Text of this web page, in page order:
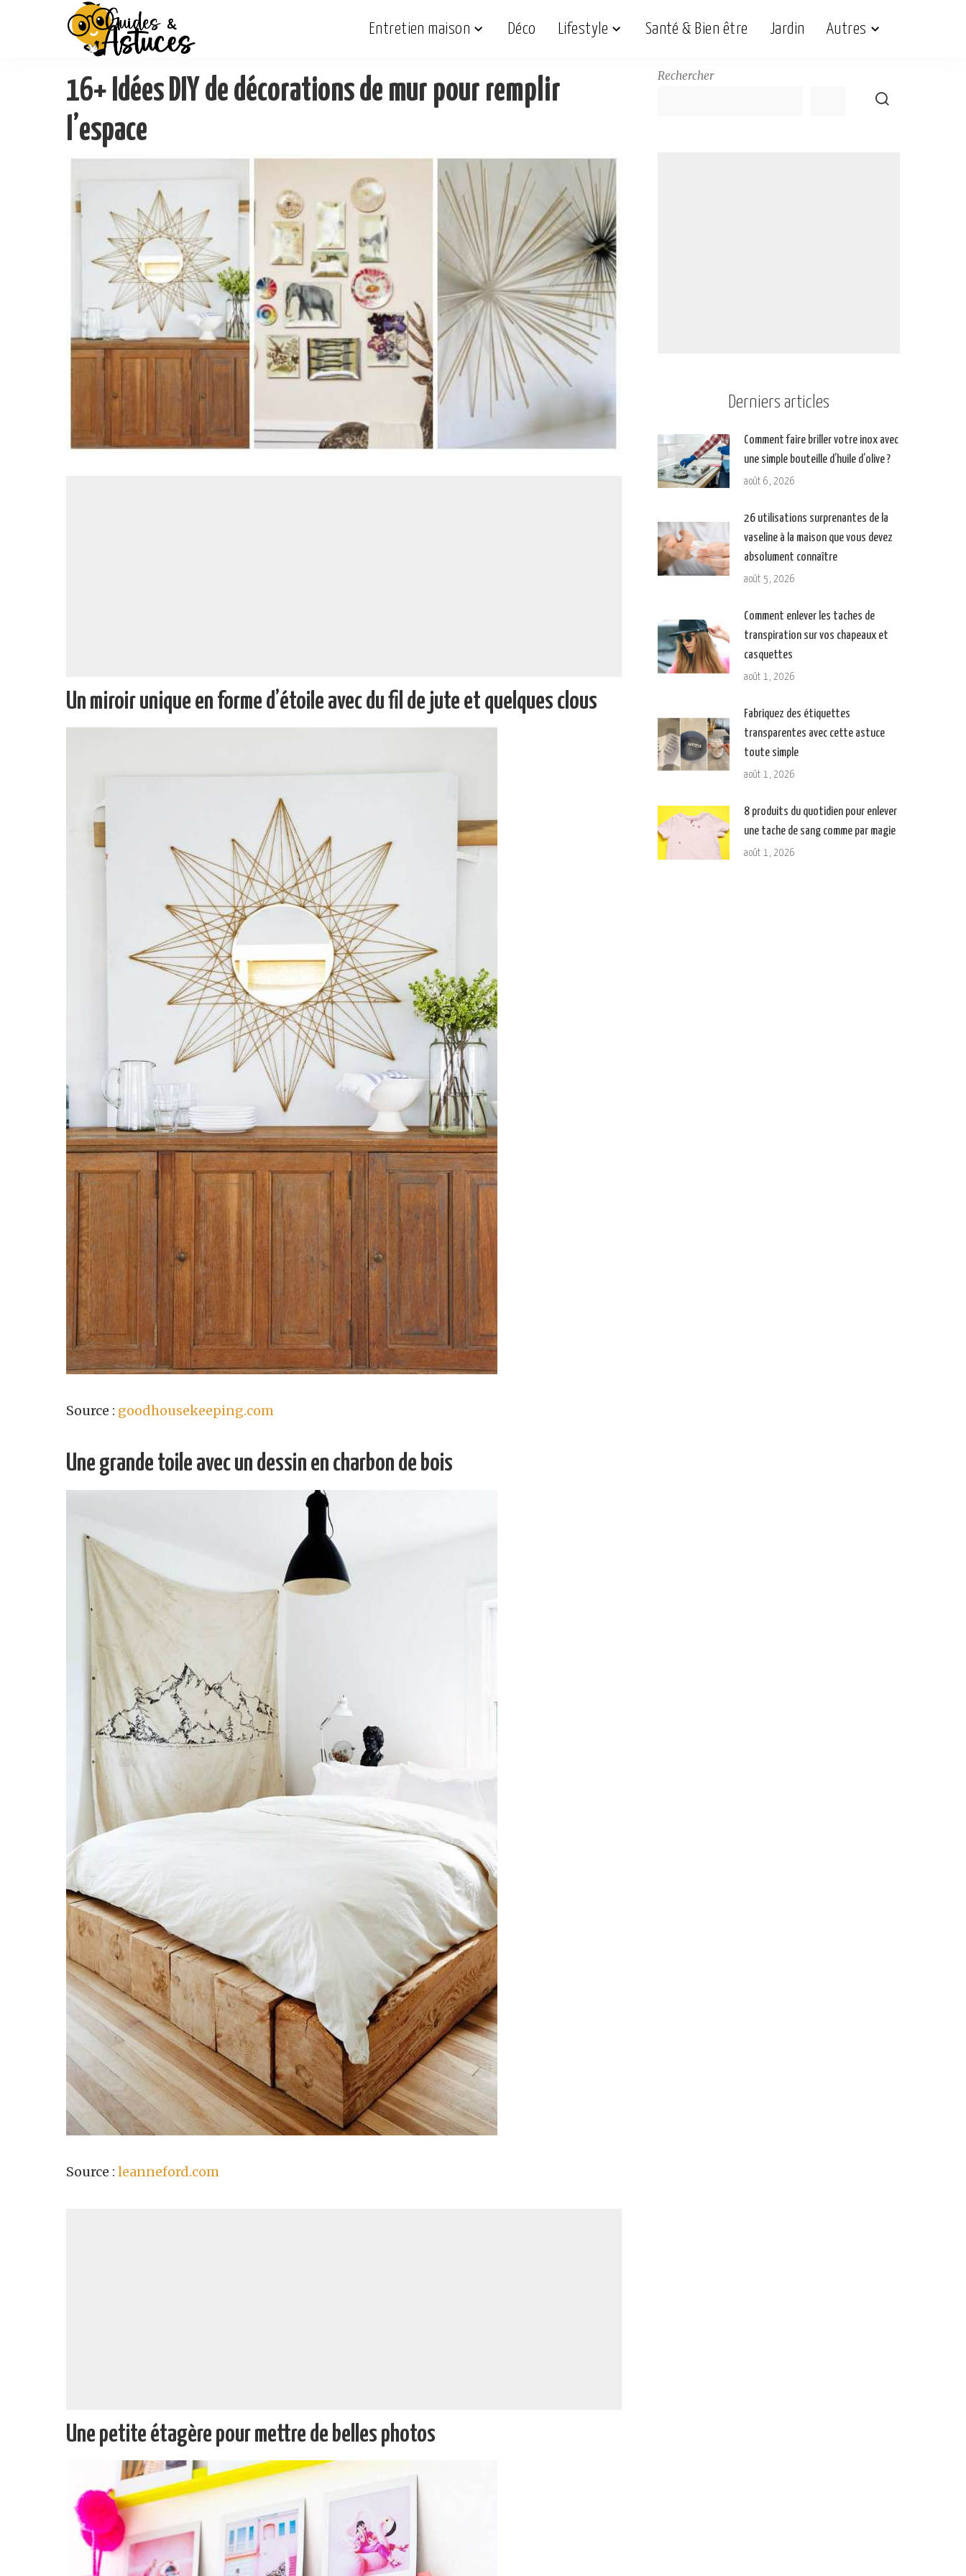
Entretien maison Déco Lifestyle Santé & Bien être Jardin Autres
16+ Idées DIY de décorations de mur pour remplir
l’espace
Un miroir unique en forme d’étoile avec du fil de jute et quelques clous
Source : goodhousekeeping.com
Une grande toile avec un dessin en charbon de bois
Source : leanneford.com
Une petite étagère pour mettre de belles photos
Rechercher
Derniers articles
Comment faire briller votre inox avec
une simple bouteille d’huile d’olive ?
août 6, 2026
26 utilisations surprenantes de la
vaseline à la maison que vous devez
absolument connaître
août 5, 2026
Comment enlever les taches de
transpiration sur vos chapeaux et
casquettes
août 1, 2026
Fabriquez des étiquettes
transparentes avec cette astuce
toute simple
août 1, 2026
8 produits du quotidien pour enlever
une tache de sang comme par magie
août 1, 2026